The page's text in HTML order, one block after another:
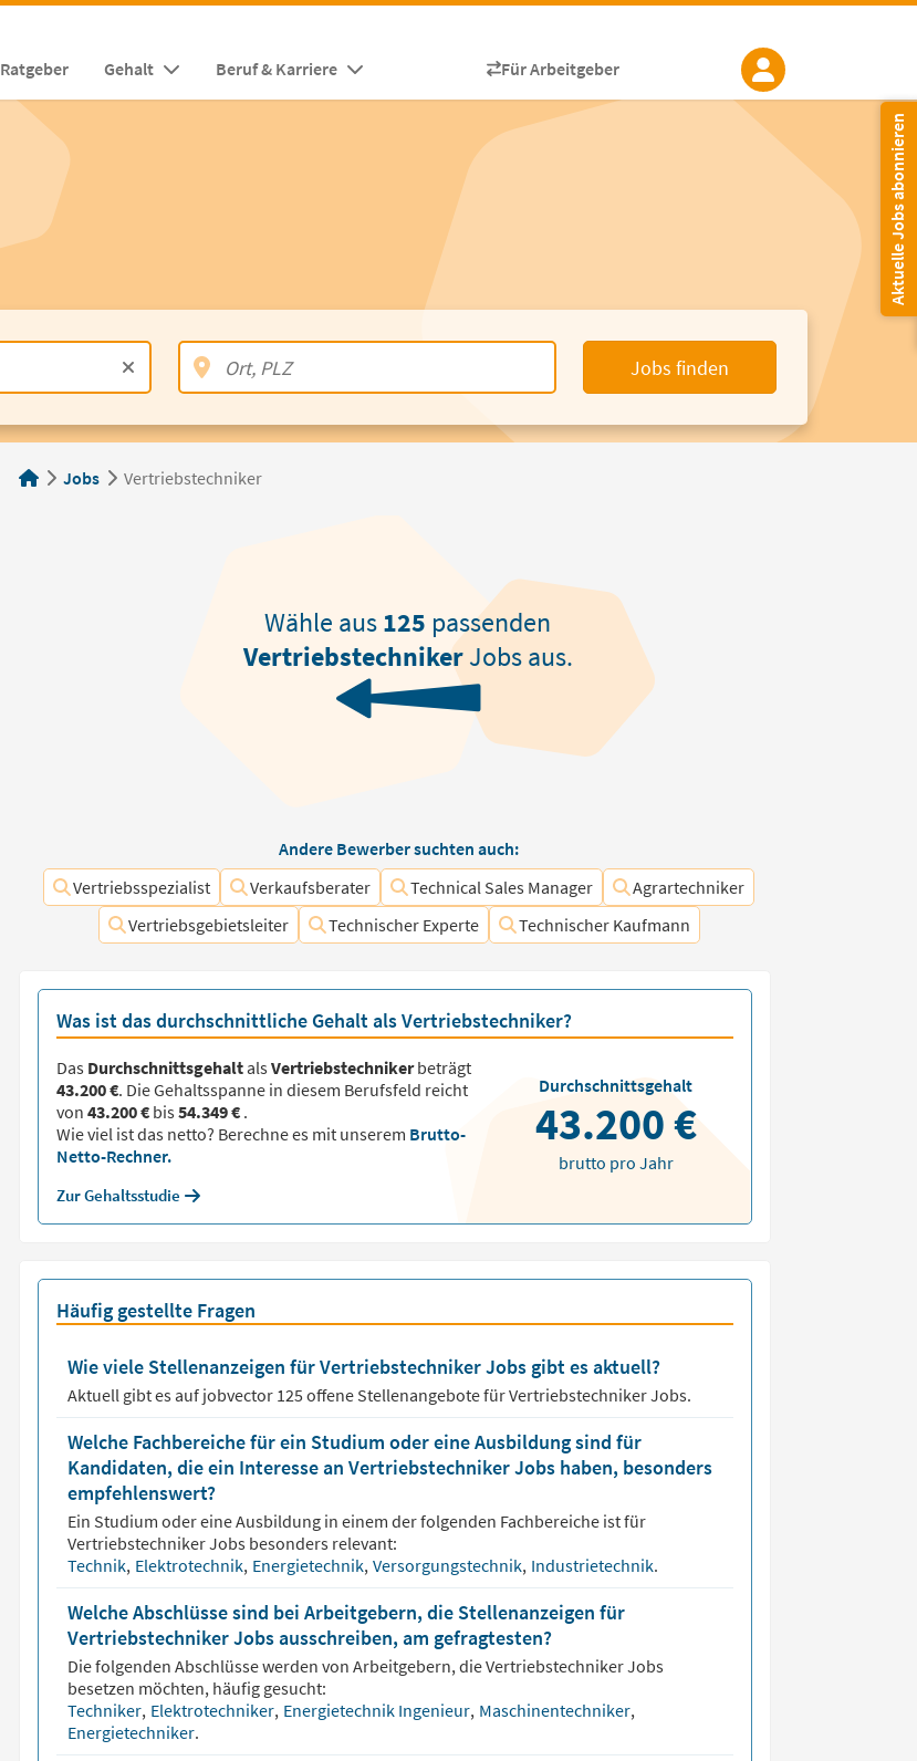
Ratgeber Gehalt Beruf & Karriere Für Arbeitgeber
Aktuelle Jobs abonnieren
Jobs finden
Jobs Vertriebstechniker
Wähle aus125 passenden
VertriebstechnikerJobs aus.
Andere Bewerber suchten auch:
Vertriebsspezialist
Verkaufsberater Technical Sales Manager
Agrartechniker
Vertriebsgebietsleiter
Technischer Experte Technischer Kaufmann
Was ist das durchschnittliche Gehalt als Vertriebstechniker?
Das DurchschnittsgehaltalsVertriebstechnikerbeträgt
43.200 €. Die Gehaltsspanne in diesem Berufsfeld reicht
von 43.200 €bis54.349 € .
Wie viel ist das netto? Berechne es mit unserem Brutto-
Netto-Rechner.
Zur Gehaltsstudie
Durchschnittsgehalt
43.200 €
brutto pro Jahr
Häufig gestellte Fragen
Wie viele Stellenanzeigen für Vertriebstechniker Jobs gibt es aktuell?
Aktuell gibt es auf jobvector 125 offene Stellenangebote fürVertriebstechniker Jobs.
Welche Fachbereiche für ein Studium oder eine Ausbildung sind für
Kandidaten, die ein Interesse an Vertriebstechniker Jobs haben, besonders
empfehlenswert?
Ein Studium oder eine Ausbildung in einem der folgenden Fachbereiche ist für
VertriebstechnikerJobs besonders relevant:
Technik, Elektrotechnik, Energietechnik, Versorgungstechnik, Industrietechnik.
Welche Abschlüsse sind bei Arbeitgebern, die Stellenanzeigen für
Vertriebstechniker Jobs ausschreiben, am gefragtesten?
Die folgenden Abschlüsse werden von Arbeitgebern, dieVertriebstechnikerJobs
besetzen möchten, häufig gesucht:
Techniker, Elektrotechniker, Energietechnik Ingenieur, Maschinentechniker,
Energietechniker.